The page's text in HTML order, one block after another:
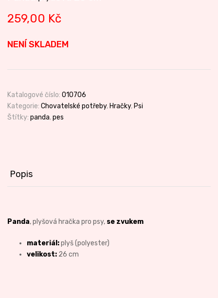
259,00 Kč
NENÍ SKLADEM
Katalogové číslo: 010706
Kategorie: Chovatelské potřeby, Hračky, Psi
Štítky: panda,pes
Popis
Panda, plyšová hračka pro psy, se zvukem
materiál:plyš (polyester)
velikost: 26 cm